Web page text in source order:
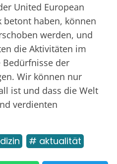
United European
betont haben, können
werden, und
die Aktivitäten im
Bedürfnisse der
Wir können nur
ist und dass die Welt
verdienten
# aktualität